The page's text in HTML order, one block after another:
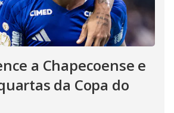
a Chapecoense e
da Copa do